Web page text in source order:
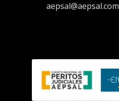
aepsal@aepsal.com